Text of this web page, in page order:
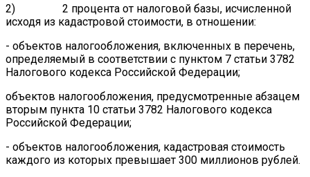
2) 2 процента от налоговой базы, исчисленной
исходя из кадастровой стоимости, в отношении:
- объектов налогообложения, включенных в перечень,
определяемый в соответствии с пунктом 7 статьи 3782
Налогового кодекса Российской Федерации;
объектов налогообложения, предусмотренные абзацем
вторым пункта 10 статьи 3782 Налогового кодекса
Российской Федерации;
- объектов налогообложения, кадастровая стоимость
каждого из которых превышает 300 миллионов рублей.